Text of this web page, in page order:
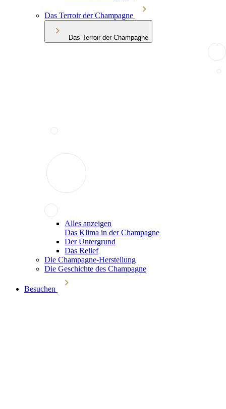
Das Terroir der Champagne
Das Terroir der Champagne
Alles anzeigen
Das Klima in der Champagne
Der Untergrund
Das Relief
Die Champagne-Herstellung
Die Geschichte des Champagne
Besuchen